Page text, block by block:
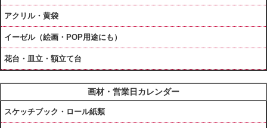
アクリル・黄袋
イーゼル（絵画・POP用途にも）
花台・皿立・額立て台
画材・営業日カレンダー
スケッチブック・ロール紙類